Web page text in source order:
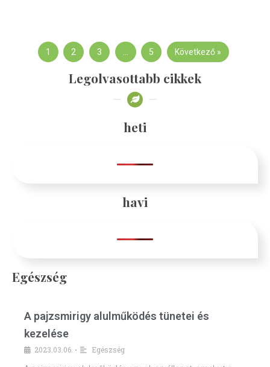
1 2 3 … 5 Következő »
Legolvasottabb cikkek
heti
havi
Egészség
A pajzsmirigy alulműködés tünetei és
kezelése
2023.03.06. •
Egészség